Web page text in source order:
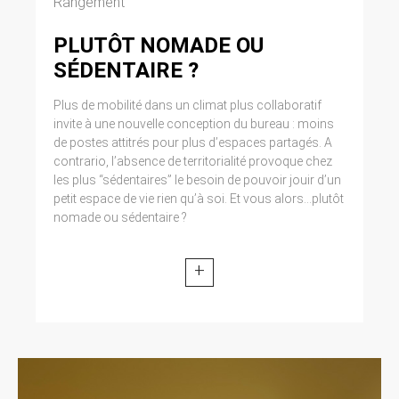
PLUTÔT NOMADE OU
SÉDENTAIRE ?
Plus de mobilité dans un climat plus collaboratif
invite à une nouvelle conception du bureau : moins
de postes attitrés pour plus d’espaces partagés. A
contrario, l’absence de territorialité provoque chez
les plus “sédentaires” le besoin de pouvoir jouir d’un
petit espace de vie rien qu’à soi. Et vous alors...plutôt
nomade ou sédentaire ?
+
Cliquez en haut à droite du navigateur sur le
lignes horizontales). Sélectionnez Paramètres.
Cliquez sur Afficher les paramètres avancés.
Dans la section ‘Confidentialité’, cliquez sur
préférences. Dans l’onglet ‘Confidentialité’,
vous pouvez bloquer les cookies.
9. DROIT APPLICABLE ET
ATTRIBUTION DE
JURIDICTION.
https://clen.fr est soumis au droit français. Il est
fait attribution exclusive de juridiction aux
tribunaux compétents de Paris.
CONCERNÉES.